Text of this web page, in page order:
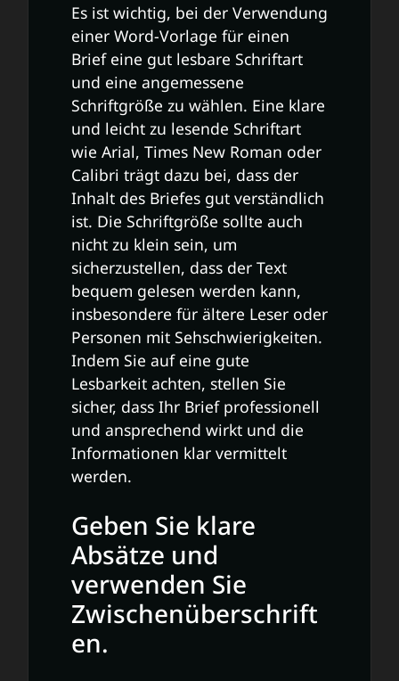
Es ist wichtig, bei der Verwendung
einer Word-Vorlage für einen
Brief eine gut lesbare Schriftart
und eine angemessene
Schriftgröße zu wählen. Eine klare
und leicht zu lesende Schriftart
wie Arial, Times New Roman oder
Calibri trägt dazu bei, dass der
Inhalt des Briefes gut verständlich
ist. Die Schriftgröße sollte auch
nicht zu klein sein, um
sicherzustellen, dass der Text
bequem gelesen werden kann,
insbesondere für ältere Leser oder
Personen mit Sehschwierigkeiten.
Indem Sie auf eine gute
Lesbarkeit achten, stellen Sie
sicher, dass Ihr Brief professionell
und ansprechend wirkt und die
Informationen klar vermittelt
werden.
Geben Sie klare
Absätze und
verwenden Sie
Zwischenüberschrift
en.